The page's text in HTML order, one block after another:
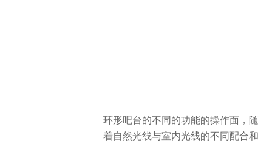
环形吧台的不同的功能的操作面，随
着自然光线与室内光线的不同配合和